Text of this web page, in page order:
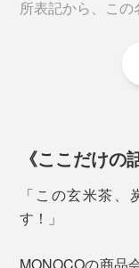
いただく知恵と
所表記から、この
《ここだけの
「この玄米茶
す！」